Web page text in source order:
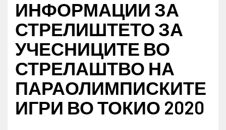
ИНФОРМАЦИИ ЗА
СТРЕЛИШТЕТО ЗА
УЧЕСНИЦИТЕ ВО
СТРЕЛАШТВО НА
ПАРАОЛИМПИСКИТЕ
ИГРИ ВО ТОКИО 2020